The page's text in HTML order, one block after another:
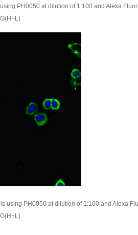
PH0050 at dilution of 1:100 and Alexa
using PH0050 at dilution of 1:100 and Alexa